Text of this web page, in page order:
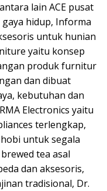
lain ACE pusat
hidup, Informa
untuk hunian
yaitu konsep
produk furnitur
dan dibuat
kebutuhan dan
Electronics yaitu
terlengkap,
untuk segala
tea asal
dan aksesoris,
tradisional, Dr.